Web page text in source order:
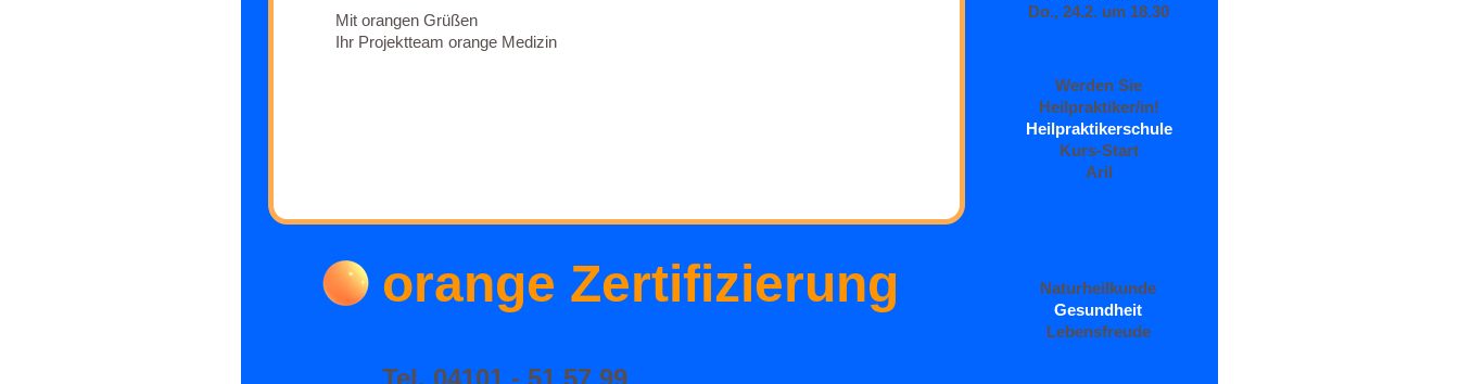
Mit orangen Grüßen
Ihr Projektteam orange Medizin
orange Zertifizierung